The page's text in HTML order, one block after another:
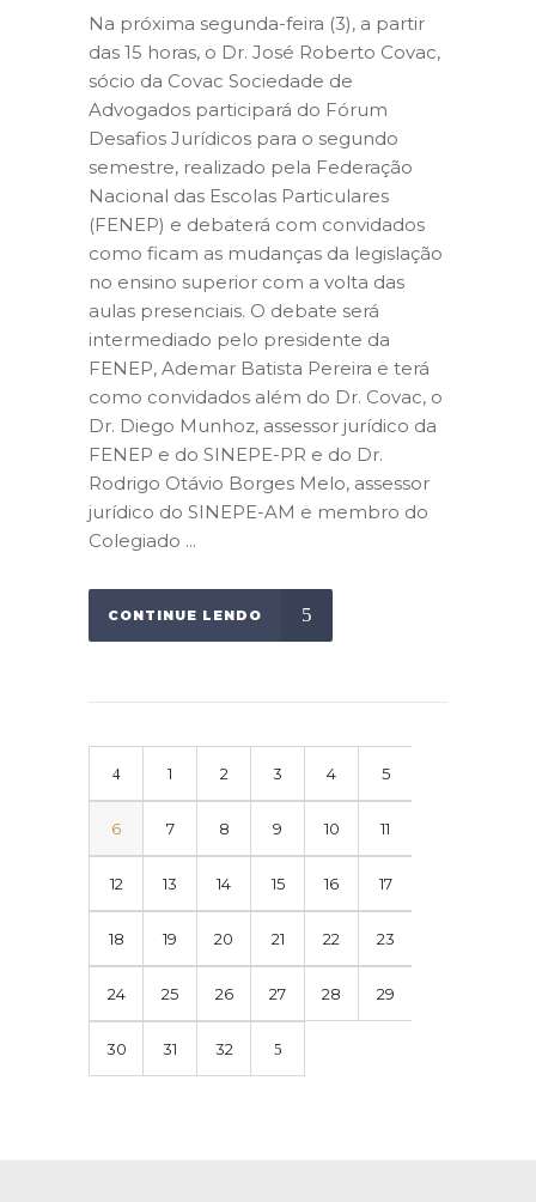
Na próxima segunda-feira (3), a partir
das 15 horas, o Dr. José Roberto Covac,
sócio da Covac Sociedade de
Advogados participará do Fórum
Desafios Jurídicos para o segundo
semestre, realizado pela Federação
Nacional das Escolas Particulares
(FENEP) e debaterá com convidados
como ficam as mudanças da legislação
no ensino superior com a volta das
aulas presenciais. O debate será
intermediado pelo presidente da
FENEP, Ademar Batista Pereira e terá
como convidados além do Dr. Covac, o
Dr. Diego Munhoz, assessor jurídico da
FENEP e do SINEPE-PR e do Dr.
Rodrigo Otávio Borges Melo, assessor
jurídico do SINEPE-AM e membro do
Colegiado ...
CONTINUE LENDO
1 2 3 4 5
6 7 8 9 10 11
12 13 14 15 16 17
18 19 20 21 22 23
24 25 26 27 28 29
30 31 32